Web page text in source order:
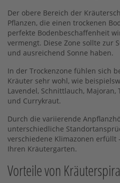
Der obere Bereich der
Pflanzen, die einen trockenen
perfekte Bodenbeschaffenheit
vermengt. Diese Zone sollte zur
und ausreichend Sonne haben.
In der Trockenzone fühlen sich
Kräuter sehr wohl, wie
Lavendel, Schnittlauch,
und Currykraut.
Durch die variierende
unterschiedliche
verschiedene Klimazonen
Ihren Kräutergarten.
Vorteile von